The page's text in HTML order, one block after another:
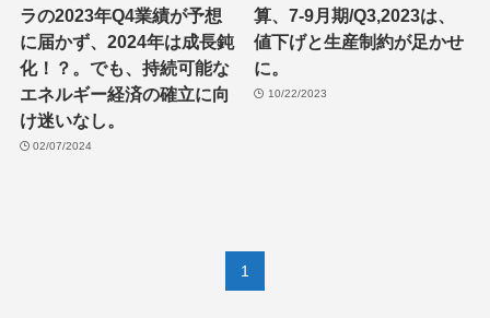
ラの2023年Q4業績が予想
に届かず、2024年は成長鈍
化！？。でも、持続可能な
エネルギー経済の確立に向
け迷いなし。
02/07/2024
算、7-9月期/Q3,2023は、
値下げと生産制約が足かせ
に。
10/22/2023
1